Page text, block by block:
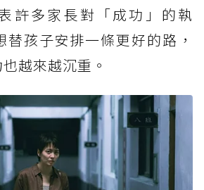
許多家長對「成功」的執
替孩子安排一條更好的路，
越來越沉重。